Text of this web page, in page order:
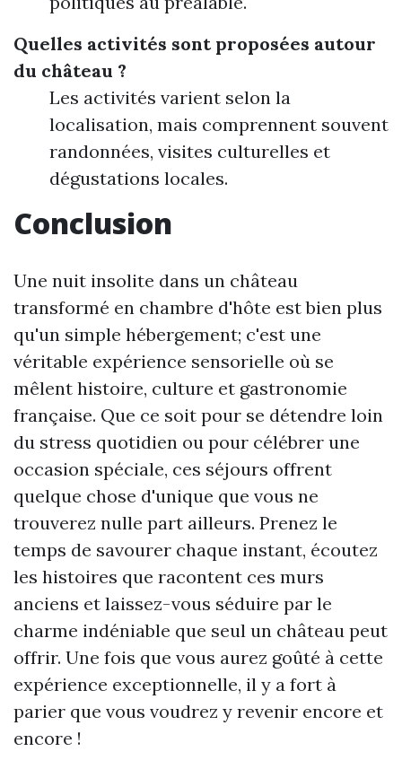
Quelles activités sont proposées autour
du château ?
Les activités varient selon la
localisation, mais comprennent souvent
randonnées, visites culturelles et
dégustations locales.
Conclusion
Une nuit insolite dans un château
transformé en chambre d'hôte est bien plus
qu'un simple hébergement; c'est une
véritable expérience sensorielle où se
mêlent histoire, culture et gastronomie
française. Que ce soit pour se détendre loin
du stress quotidien ou pour célébrer une
occasion spéciale, ces séjours offrent
quelque chose d'unique que vous ne
trouverez nulle part ailleurs. Prenez le
temps de savourer chaque instant, écoutez
les histoires que racontent ces murs
anciens et laissez-vous séduire par le
charme indéniable que seul un château peut
offrir. Une fois que vous aurez goûté à cette
expérience exceptionnelle, il y a fort à
parier que vous voudrez y revenir encore et
encore !